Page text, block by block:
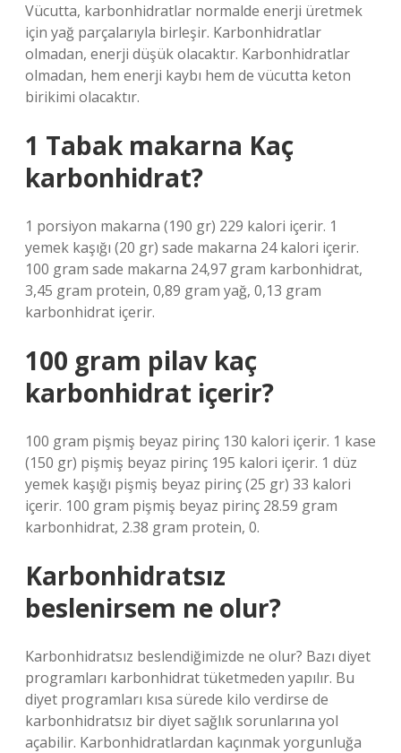
Vücutta, karbonhidratlar normalde enerji üretmek
için yağ parçalarıyla birleşir. Karbonhidratlar
olmadan, enerji düşük olacaktır. Karbonhidratlar
olmadan, hem enerji kaybı hem de vücutta keton
birikimi olacaktır.
1 Tabak makarna Kaç
karbonhidrat?
1 porsiyon makarna (190 gr) 229 kalori içerir. 1
yemek kaşığı (20 gr) sade makarna 24 kalori içerir.
100 gram sade makarna 24,97 gram karbonhidrat,
3,45 gram protein, 0,89 gram yağ, 0,13 gram
karbonhidrat içerir.
100 gram pilav kaç
karbonhidrat içerir?
100 gram pişmiş beyaz pirinç 130 kalori içerir. 1 kase
(150 gr) pişmiş beyaz pirinç 195 kalori içerir. 1 düz
yemek kaşığı pişmiş beyaz pirinç (25 gr) 33 kalori
içerir. 100 gram pişmiş beyaz pirinç 28.59 gram
karbonhidrat, 2.38 gram protein, 0.
Karbonhidratsız
beslenirsem ne olur?
Karbonhidratsız beslendiğimizde ne olur? Bazı diyet
programları karbonhidrat tüketmeden yapılır. Bu
diyet programları kısa sürede kilo verdirse de
karbonhidratsız bir diyet sağlık sorunlarına yol
açabilir. Karbonhidratlardan kaçınmak yorgunluğa